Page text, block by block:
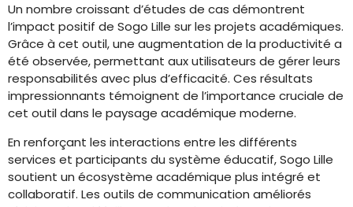
Un nombre croissant d’études de cas démontrent
l’impact positif de Sogo Lille sur les projets académiques.
Grâce à cet outil, une augmentation de la productivité a
été observée, permettant aux utilisateurs de gérer leurs
responsabilités avec plus d’efficacité. Ces résultats
impressionnants témoignent de l’importance cruciale de
cet outil dans le paysage académique moderne.
En renforçant les interactions entre les différents
services et participants du système éducatif, Sogo Lille
soutient un écosystème académique plus intégré et
collaboratif. Les outils de communication améliorés